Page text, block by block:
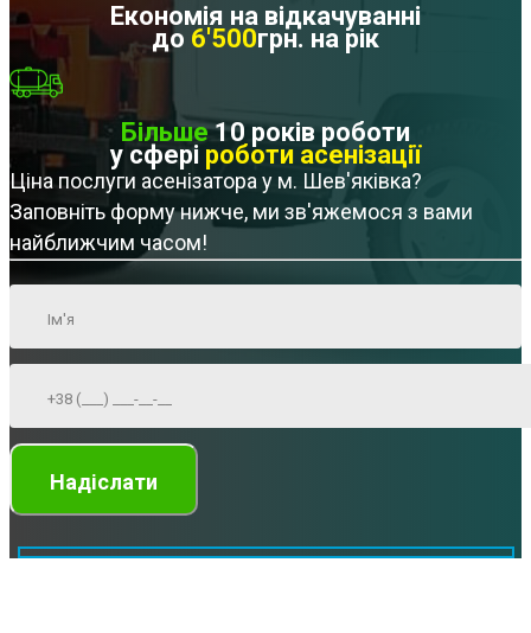
Економія на відкачуванні
до 6'500грн. на рік
Більше10 років роботи
у сфері роботи асенізації
Ціна послуги асенізатора у м. Шев'яківка?
Заповніть форму нижче, ми зв'яжемося з вами
найближчим часом!